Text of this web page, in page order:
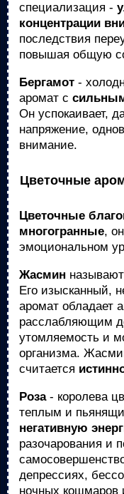
специализация -
концентрации
последствия
повышая общую
Бергамот -
аромат с
Он успокаивает,
напряжение,
внимание.
Цветочные
Цветочные
многогранные,
эмоциональном
Жасмин называют
Его изысканный,
аромат обладает
расслабляющим
утомляемость и
организма.
считается
Роза- королева
теплым и
негативную
разочарования и
депрессиях,
ночных кошмаров